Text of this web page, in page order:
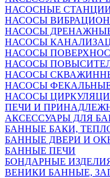
НАСОСНЫЕ
НАСОСЫ
НАСОСЫ
НАСОСЫ
НАСОСЫ
НАСОСЫ
НАСОСЫ
НАСОСЫ
НАСОСЫ
ПЕЧИ И
АКСЕССУАРЫ ДЛЯ
БАННЫЕ БАКИ,
БАННЫЕ ДВЕРИ И
БАННЫЕ ПЕЧИ
БОНДАРНЫЕ
ВЕНИКИ БАННЫЕ,